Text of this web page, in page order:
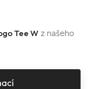
Tee W z našeho